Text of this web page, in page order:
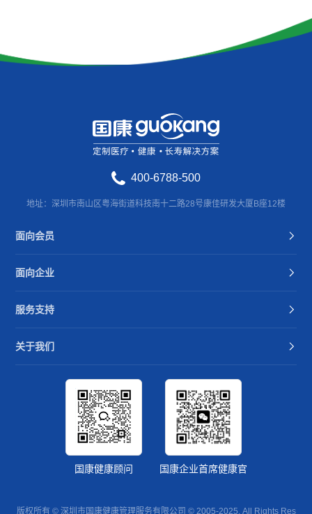
400-6788-500
地址：深圳市南山区粤海街道科技南十二路28号康佳研发大厦B座12楼
面向会员
面向企业
服务支持
关于我们
国康健康顾问 国康企业首席健康官
版权所有 © 深圳市国康健康管理服务有限公司 © 2005-2025. All Rights Res